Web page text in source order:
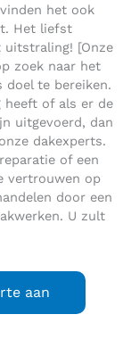
het ook
Het liefst
uitstraling! [Onze
zoek naar het
doel te bereiken.
of als er de
uitgevoerd, dan
dakexperts.
of een
vertrouwen op
door een
U zult
aan